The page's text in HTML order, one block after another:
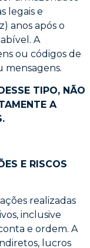
legais e
anos após o
A
ou códigos de
mensagens.
TIPO, NÃO
A
E RISCOS
realizadas
inclusive
e ordem. A
lucros